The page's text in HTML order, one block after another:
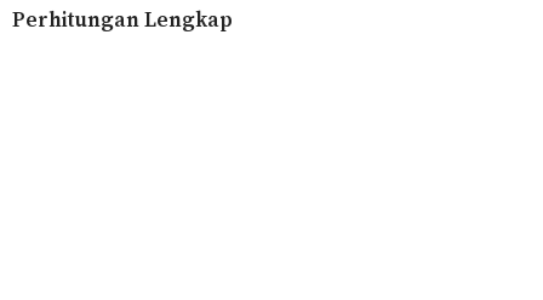
Perhitungan Lengkap